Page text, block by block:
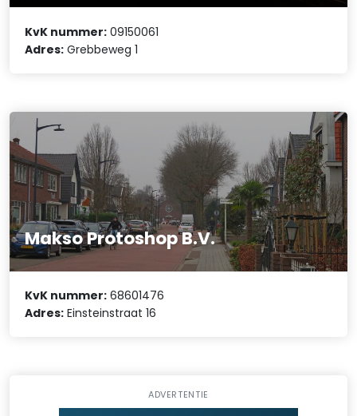
KvK nummer: 09150061
Adres: Grebbeweg 1
Makso Protoshop B.V.
KvK nummer: 68601476
Adres: Einsteinstraat 16
ADVERTENTIE